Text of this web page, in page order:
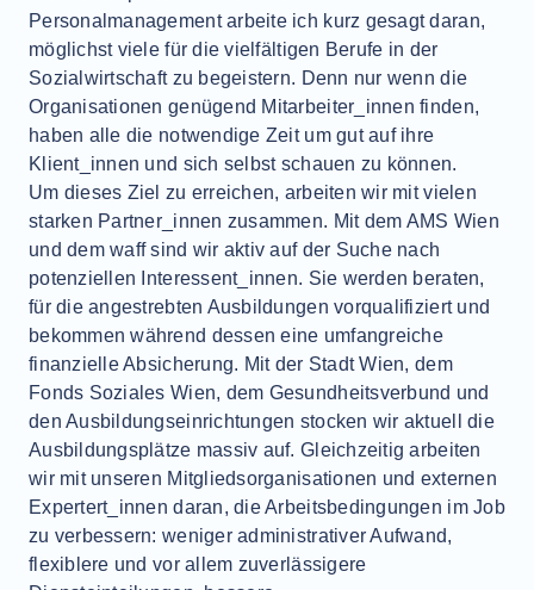
Personalmanagement arbeite ich kurz gesagt daran,
möglichst viele für die vielfältigen Berufe in der
Sozialwirtschaft zu begeistern. Denn nur wenn die
Organisationen genügend Mitarbeiter_innen finden,
haben alle die notwendige Zeit um gut auf ihre
Klient_innen und sich selbst schauen zu können.
Um dieses Ziel zu erreichen, arbeiten wir mit vielen
starken Partner_innen zusammen. Mit dem AMS Wien
und dem waff sind wir aktiv auf der Suche nach
potenziellen Interessent_innen. Sie werden beraten,
für die angestrebten Ausbildungen vorqualifiziert und
bekommen während dessen eine umfangreiche
finanzielle Absicherung. Mit der Stadt Wien, dem
Fonds Soziales Wien, dem Gesundheitsverbund und
den Ausbildungseinrichtungen stocken wir aktuell die
Ausbildungsplätze massiv auf. Gleichzeitig arbeiten
wir mit unseren Mitgliedsorganisationen und externen
Expertert_innen daran, die Arbeitsbedingungen im Job
zu verbessern: weniger administrativer Aufwand,
flexiblere und vor allem zuverlässigere